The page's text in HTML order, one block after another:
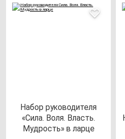
Набор ру­ко­во­ди­те­ля
«Сила. Воля. Власть.
Муд­рость» в лар­це